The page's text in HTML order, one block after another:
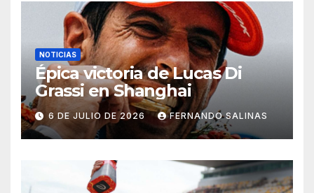
NOTICIAS
Épica victoria de Lucas Di
Grassi en Shanghai
6 DE JULIO DE 2026 FERNANDO SALINAS